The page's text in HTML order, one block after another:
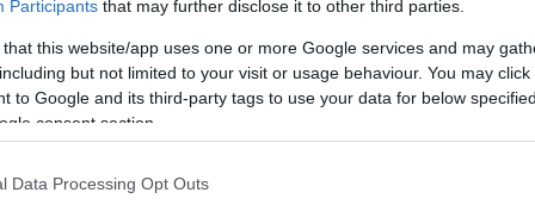
Participants that may further disclose it to other third parties.
that this website/app uses one or more Google services and may
but not limited to your visit or usage behaviour. You may
to Google and its third-party tags to use your data for below
consent section.
Data Processing Opt Outs
την πυρκαγιά στη
της νηστείας
συνταγές
Η Ιουλία Καλλιμάνη θύμωσε με
που της πέταξε λουλούδια στην
Ηγουμενίτσα: Του τα επέστρεψε
κεφάλι και είπε «εσένα σ' αρέσει